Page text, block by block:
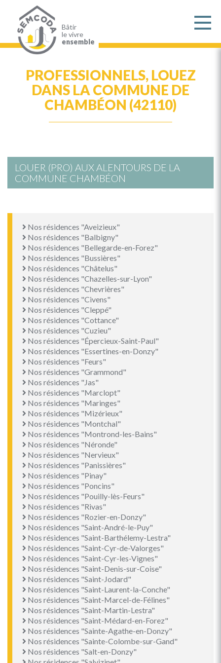
contenu
principal
Bâtir
le vivre
ensemble
PROFESSIONNELS, LOUEZ
DANS LA COMMUNE DE
CHAMBÉON (42110)
LOUER (PRO) AUX ALENTOURS DE LA
COMMUNE CHAMBÉON
Nos résidences "Aveizieux"
Nos résidences "Balbigny"
Nos résidences "Bellegarde-en-Forez"
Nos résidences "Bussières"
Nos résidences "Châtelus"
Nos résidences "Chazelles-sur-Lyon"
Nos résidences "Chevrières"
Nos résidences "Civens"
Nos résidences "Cleppé"
Nos résidences "Cottance"
Nos résidences "Cuzieu"
Nos résidences "Épercieux-Saint-Paul"
Nos résidences "Essertines-en-Donzy"
Nos résidences "Feurs"
Nos résidences "Grammond"
Nos résidences "Jas"
Nos résidences "Marclopt"
Nos résidences "Maringes"
Nos résidences "Mizérieux"
Nos résidences "Montchal"
Nos résidences "Montrond-les-Bains"
Nos résidences "Néronde"
Nos résidences "Nervieux"
Nos résidences "Panissières"
Nos résidences "Pinay"
Nos résidences "Poncins"
Nos résidences "Pouilly-lès-Feurs"
Nos résidences "Rivas"
Nos résidences "Rozier-en-Donzy"
Nos résidences "Saint-André-le-Puy"
Nos résidences "Saint-Barthélemy-Lestra"
Nos résidences "Saint-Cyr-de-Valorges"
Nos résidences "Saint-Cyr-les-Vignes"
Nos résidences "Saint-Denis-sur-Coise"
Nos résidences "Saint-Jodard"
Nos résidences "Saint-Laurent-la-Conche"
Nos résidences "Saint-Marcel-de-Félines"
Nos résidences "Saint-Martin-Lestra"
Nos résidences "Saint-Médard-en-Forez"
Nos résidences "Sainte-Agathe-en-Donzy"
Nos résidences "Sainte-Colombe-sur-Gand"
Nos résidences "Salt-en-Donzy"